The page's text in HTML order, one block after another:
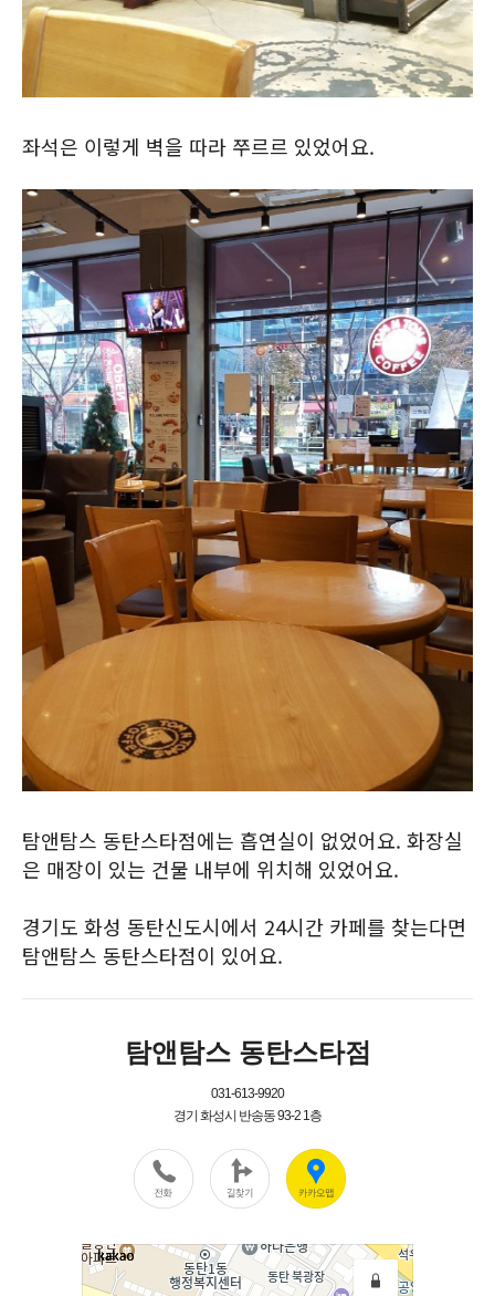
좌석은 이렇게 벽을 따라 쭈르르 있었어요.
탐앤탐스 동탄스타점에는 흡연실이 없었어요. 화장실
은 매장이 있는 건물 내부에 위치해 있었어요.
경기도 화성 동탄신도시에서 24시간 카페를 찾는다면
탐앤탐스 동탄스타점이 있어요.